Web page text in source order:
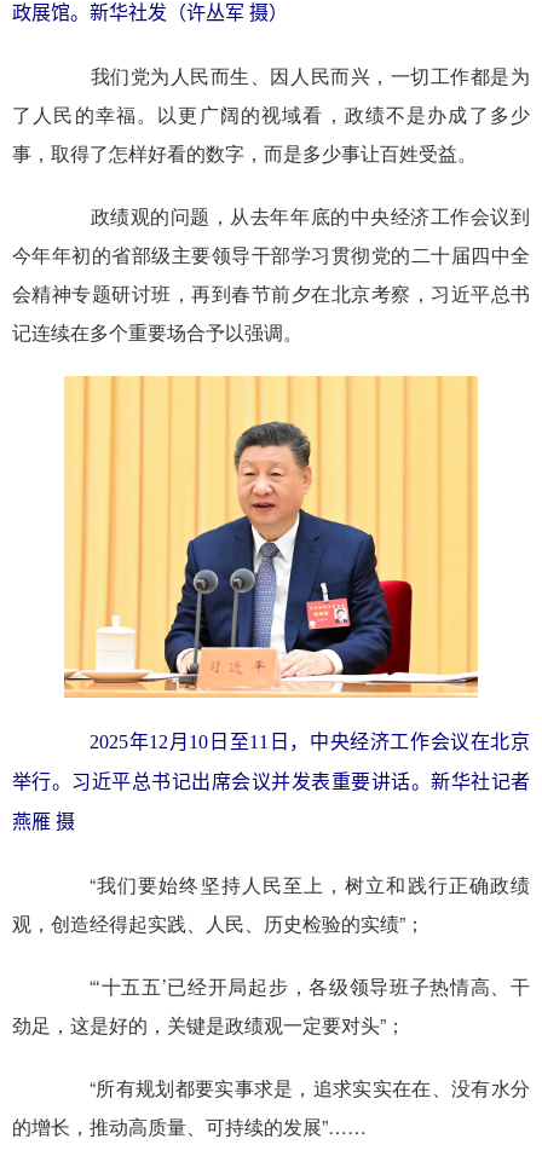
政展馆。新华社发（许丛军 摄）
我们党为人民而生、因人民而兴，一切工作都是为
了人民的幸福。以更广阔的视域看，政绩不是办成了多少
事，取得了怎样好看的数字，而是多少事让百姓受益。
政绩观的问题，从去年年底的中央经济工作会议到
今年年初的省部级主要领导干部学习贯彻党的二十届四中全
会精神专题研讨班，再到春节前夕在北京考察，习近平总书
记连续在多个重要场合予以强调。
2025年12月10日至11日，中央经济工作会议在北京
举行。习近平总书记出席会议并发表重要讲话。新华社记者
燕雁 摄
“我们要始终坚持人民至上，树立和践行正确政绩
观，创造经得起实践、人民、历史检验的实绩”；
“‘十五五’已经开局起步，各级领导班子热情高、干
劲足，这是好的，关键是政绩观一定要对头”；
“所有规划都要实事求是，追求实实在在、没有水分
的增长，推动高质量、可持续的发展”……